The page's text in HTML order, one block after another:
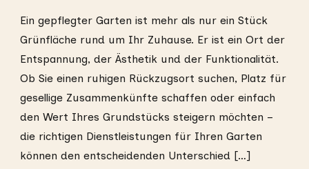
Ein gepflegter Garten ist mehr als nur ein Stück
Grünfläche rund um Ihr Zuhause. Er ist ein Ort der
Entspannung, der Ästhetik und der Funktionalität.
Ob Sie einen ruhigen Rückzugsort suchen, Platz für
gesellige Zusammenkünfte schaffen oder einfach
den Wert Ihres Grundstücks steigern möchten –
die richtigen Dienstleistungen für Ihren Garten
können den entscheidenden Unterschied […]